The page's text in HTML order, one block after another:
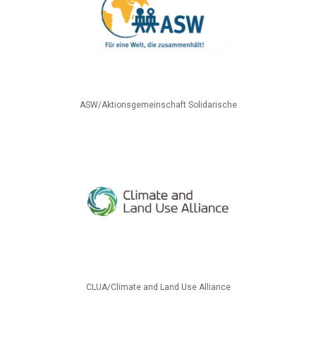
ASW/Aktionsgemeinschaft Solidarische
CLUA/Climate and Land Use Alliance